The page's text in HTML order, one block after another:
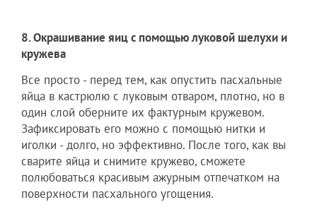
8. Окрашивание яиц с помощью луковой шелухи и
кружева
Все просто - перед тем, как опустить пасхальные
яйца в кастрюлю с луковым отваром, плотно, но в
один слой оберните их фактурным кружевом.
Зафиксировать его можно с помощью нитки и
иголки - долго, но эффективно. После того, как вы
сварите яйца и снимите кружево, сможете
полюбоваться красивым ажурным отпечатком на
поверхности пасхального угощения.